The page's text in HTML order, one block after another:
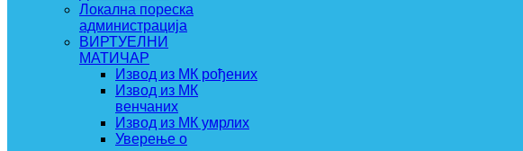
Локална пореска
администрација
ВИРТУЕЛНИ
МАТИЧАР
Извод из МК рођених
Извод из МК
венчаних
Извод из МК умрлих
Уверење о